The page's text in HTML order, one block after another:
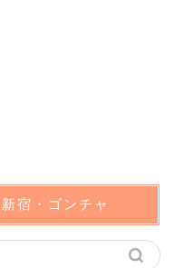
宿・ゴンチャ